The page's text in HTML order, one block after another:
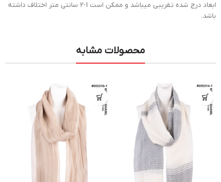
ابعاد درج شده تقریبی میباشد و ممکن است 1-2 سانتی متر اختلاف داشته
باشد.
محصولات مشابه